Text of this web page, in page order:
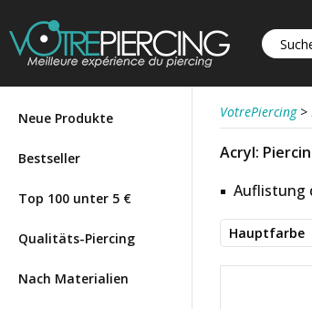
Neue Produkte
Bestseller
Top 100 unter 5 €
Qualitäts-Piercing
Nach Materialien
VotrePiercing >
Acryl:
Auflistung